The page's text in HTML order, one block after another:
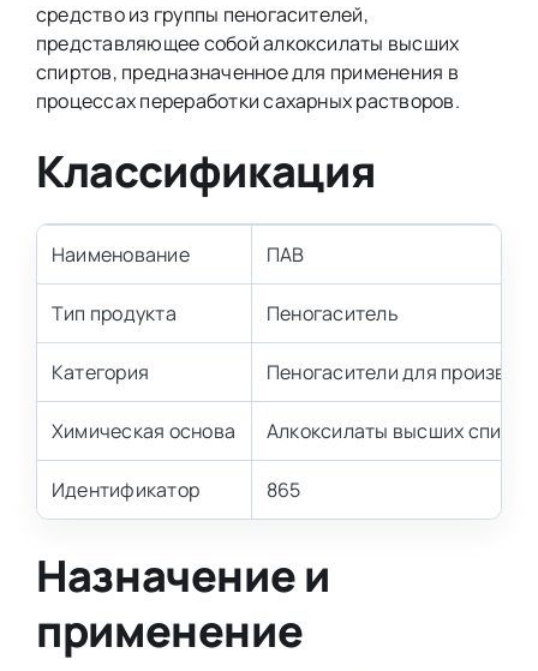
средство из группы пеногасителей,
представляющее собой алкоксилаты высших
спиртов, предназначенное для применения в
процессах переработки сахарных растворов.
Классификация
Наименование ПАВ
Тип продукта Пеногаситель
Категория Пеногасители для
Химическая основа Алкоксилаты высших
Идентификатор 865
Назначение и
применение